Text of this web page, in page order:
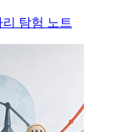
리 탐험 노트